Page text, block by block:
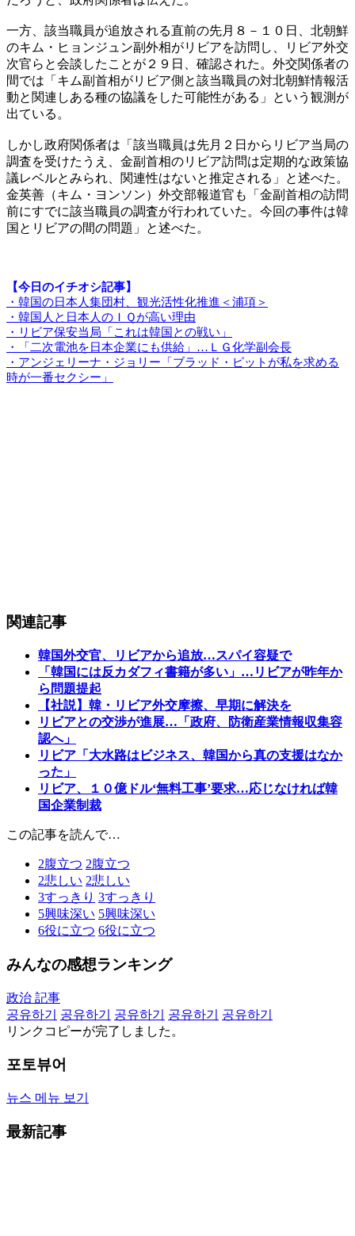
一方、該当職員が追放される直前の先月８－１０日、北朝鮮
のキム・ヒョンジュン副外相がリビアを訪問し、リビア外交
次官らと会談したことが２９日、確認された。外交関係者の
間では「キム副首相がリビア側と該当職員の対北朝鮮情報活
動と関連しある種の協議をした可能性がある」という観測が
出ている。
しかし政府関係者は「該当職員は先月２日からリビア当局の
調査を受けたうえ、金副首相のリビア訪問は定期的な政策協
議レベルとみられ、関連性はないと推定される」と述べた。
金英善（キム・ヨンソン）外交部報道官も「金副首相の訪問
前にすでに該当職員の調査が行われていた。今回の事件は韓
国とリビアの間の問題」と述べた。
【今日のイチオシ記事】
・韓国の日本人集団村、観光活性化推進＜浦項＞
・韓国人と日本人のＩＱが高い理由
・リビア保安当局「これは韓国との戦い」
・「二次電池を日本企業にも供給」…ＬＧ化学副会長
・アンジェリーナ・ジョリー「ブラッド・ピットが私を求める
時が一番セクシー」
関連記事
韓国外交官、リビアから追放…スパイ容疑で
「韓国には反カダフィ書籍が多い」…リビアが昨年か
ら問題提起
【社説】韓・リビア外交摩擦、早期に解決を
リビアとの交渉が進展…「政府、防衛産業情報収集容
認へ」
リビア「大水路はビジネス、韓国から真の支援はなか
った」
リビア、１０億ドル‘無料工事’要求…応じなければ韓
国企業制裁
この記事を読んで…
2腹立つ 2腹立つ
2悲しい 2悲しい
3すっきり 3すっきり
5興味深い 5興味深い
6役に立つ 6役に立つ
みんなの感想ランキング
政治 記事
공유하기
공유하기 공유하기 공유하기
공유하기
リンクコピーが完了しました。
포토뷰어
뉴스 메뉴 보기
最新記事